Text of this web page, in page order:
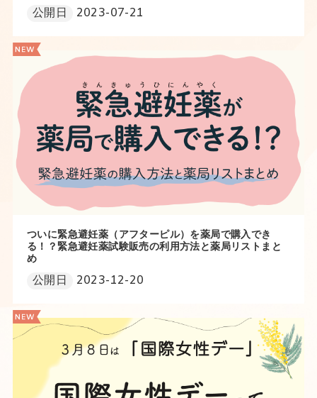
公開日 2023-07-21
ついに緊急避妊薬（アフターピル）を薬局で購入でき
る！？緊急避妊薬試験販売の利用方法と薬局リストまと
め
公開日 2023-12-20